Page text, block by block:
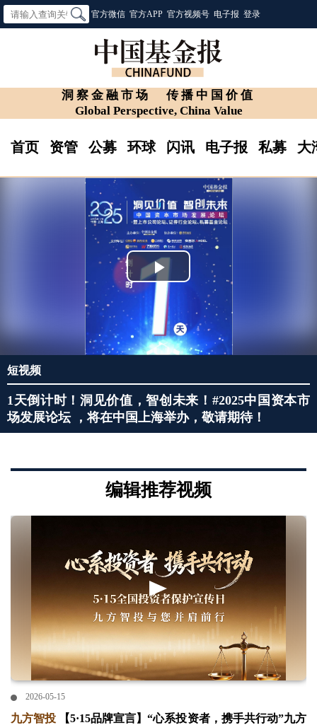
官方微信 官方APP 官方视频号 电子报 登录
洞察金融市场
传播中国价值
Global Perspective, China Value
首页 资管 公募 环球 闪讯 电子报 私募 大
Play
Video
短视频
1天倒计时！洞见价值，智创未来！#2025中国资本市
场发展论坛 ，将在中国上海举办，敬请期待！
编辑推荐视频
2026-05-15
九方智投
【5·15品牌宣言】“心系投资者，携手共行动”九方